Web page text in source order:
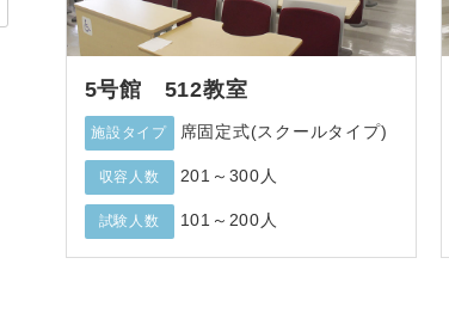
5号館 512教室
施設タイプ 席固定式(スクールタイプ)
収容人数 201～300人
試験人数 101～200人